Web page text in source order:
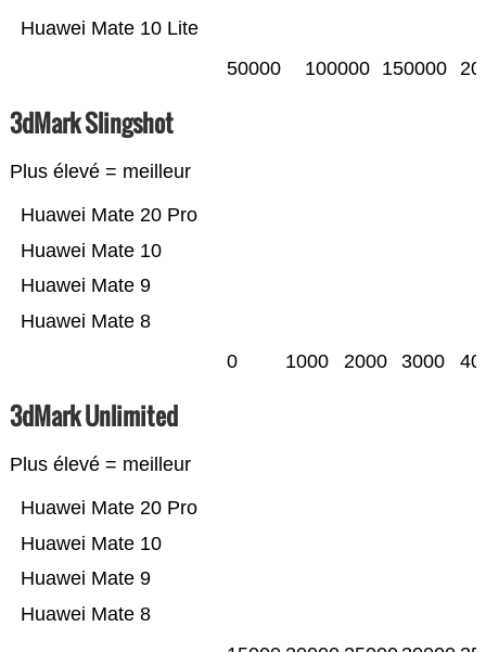
Huawei Mate 10 Lite
50000 100000 150000
3dMark Slingshot
Plus élevé = meilleur
Huawei Mate 8
Huawei Mate 9
Huawei Mate 10
Huawei Mate 20 Pro
0 1000 2000 3000
3dMark Unlimited
Plus élevé = meilleur
Huawei Mate 8
Huawei Mate 9
Huawei Mate 10
Huawei Mate 20 Pro